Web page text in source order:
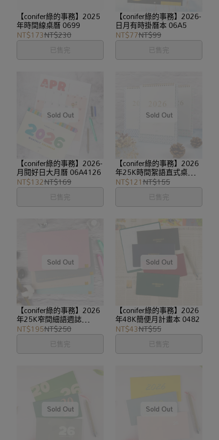
【conifer綠的事務】2025
年時間線桌曆 0699
NT$173NT$230
已售完
【conifer綠的事務】2026-
日月有時掛曆本 06A5
NT$77NT$99
已售完
【conifer綠的事務】2026-
月閱好日大月曆 06A4126
NT$132NT$169
已售完
【conifer綠的事務】2026
年25K時間絮語直式桌曆
0625
NT$121NT$155
已售完
【conifer綠的事務】2026
年25K窄間細語週誌
NA0125
NT$195NT$250
已售完
【conifer綠的事務】2026
年48K簡便月計畫本 0482
NT$43NT$55
已售完